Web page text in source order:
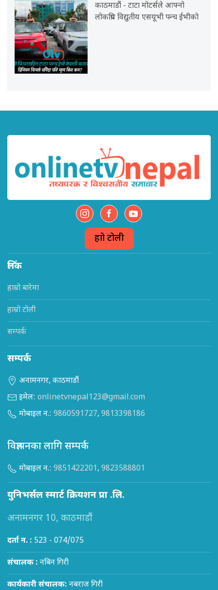
काठमाडौं - टाटा मोटर्सले आफ्नो
लोकप्रिय विद्युतीय एसयूभी पन्च ईभीको
हाम्रो टोली
लिंक
हाम्रो बारेमा
हाम्रो टोली
सम्पर्क
सम्पर्क
अनामनगर, काठमाडौं
इमेल: onlinetvnepal123@gmail.com
मोबाइल न.: 9860591727, 9813398186
विज्ञापनका लागि सम्पर्क
मोबाइल न.: 9851422201, 9823588801
युनिभर्सल स्मार्ट क्रियशन प्रा .लि.
अनामनगर 10, काठमाडौं
दर्ता न. : 523 - 074/075
संचालक : नबिन गिरी
कार्यकारी संचालक: नबराज गिरी